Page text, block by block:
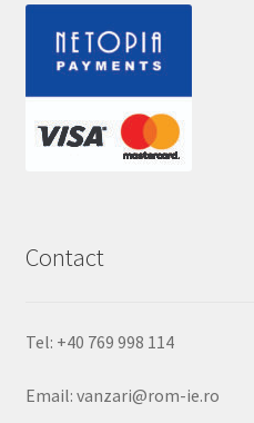
Contact
Tel: +40 769 998 114
Email: vanzari@rom-ie.ro